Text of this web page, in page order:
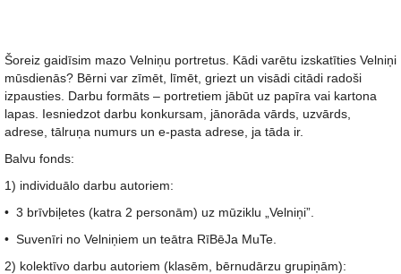
Šoreiz gaidīsim mazo Velniņu portretus. Kādi varētu izskatīties Velniņi
mūsdienās? Bērni var zīmēt, līmēt, griezt un visādi citādi radoši
izpausties. Darbu formāts – portretiem jābūt uz papīra vai kartona
lapas. Iesniedzot darbu konkursam, jānorāda vārds, uzvārds,
adrese, tālruņa numurs un e-pasta adrese, ja tāda ir.
Balvu fonds:
1) individuālo darbu autoriem:
• 3 brīvbiļetes (katra 2 personām) uz mūziklu „Velniņi”.
• Suvenīri no Velniņiem un teātra RīBēJa MuTe.
2) kolektīvo darbu autoriem (klasēm, bērnudārzu grupiņām):